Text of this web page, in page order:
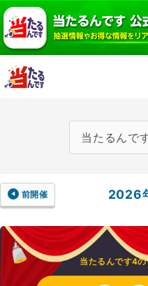
前開催 2026
当たるんです4